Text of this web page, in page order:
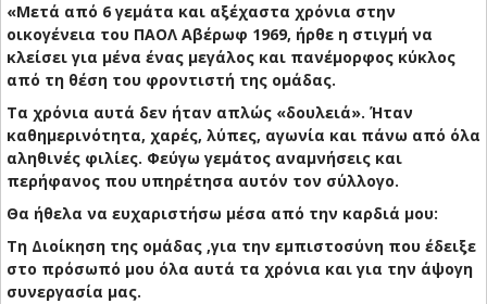
«Μετά από 6 γεμάτα και αξέχαστα χρόνια στην
οικογένεια του ΠΑΟΛ Αβέρωφ 1969, ήρθε η στιγμή να
κλείσει για μένα ένας μεγάλος και πανέμορφος κύκλος
από τη θέση του φροντιστή της ομάδας.
​Τα χρόνια αυτά δεν ήταν απλώς «δουλειά». Ήταν
καθημερινότητα, χαρές, λύπες, αγωνία και πάνω από όλα
αληθινές φιλίες. Φεύγω γεμάτος αναμνήσεις και
περήφανος που υπηρέτησα αυτόν τον σύλλογο.
​Θα ήθελα να ευχαριστήσω μέσα από την καρδιά μου:
​Τη Διοίκηση της ομάδας ,για την εμπιστοσύνη που έδειξε
στο πρόσωπό μου όλα αυτά τα χρόνια και για την άψογη
συνεργασία μας.